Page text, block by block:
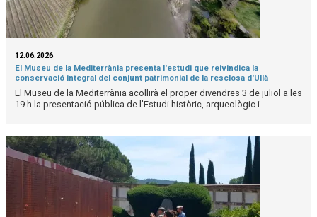
12.06.2026
El Museu de la Mediterrània presenta l'estudi que reivindica la
conservació integral del conjunt patrimonial de la resclosa d'Ullà
El Museu de la Mediterrània acollirà el proper divendres 3 de juliol a les
19 h la presentació pública de l'Estudi històric, arqueològic i...